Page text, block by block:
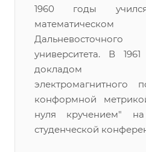
1960 годы
Дальневосточного
университета. В
докладом
конформной
нуля кручением" на
студенческой